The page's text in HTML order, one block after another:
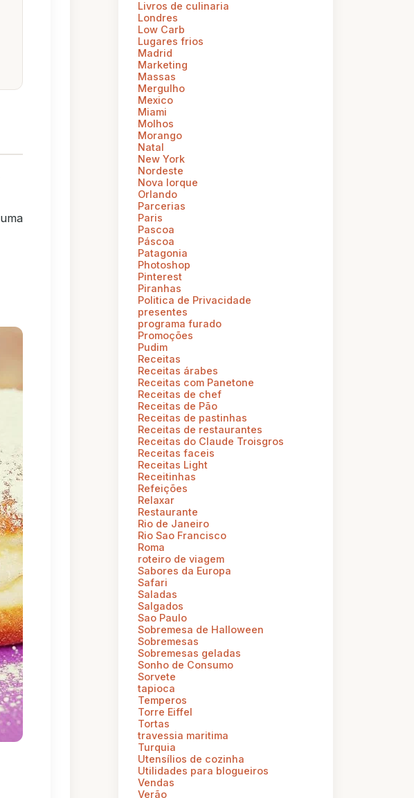
Livros de culinaria
Londres
Low Carb
Lugares frios
Madrid
Marketing
Massas
Mergulho
Mexico
Miami
Molhos
Morango
Natal
New York
Nordeste
Nova Iorque
Orlando
Parcerias
Paris
Pascoa
Páscoa
Patagonia
Photoshop
Pinterest
Piranhas
Politica de Privacidade
presentes
programa furado
Promoções
Pudim
Receitas
Receitas árabes
Receitas com Panetone
Receitas de chef
Receitas de Pão
Receitas de pastinhas
Receitas de restaurantes
Receitas do Claude Troisgros
Receitas faceis
Receitas Light
Receitinhas
Refeições
Relaxar
Restaurante
Rio de Janeiro
Rio Sao Francisco
Roma
roteiro de viagem
Sabores da Europa
Safari
Saladas
Salgados
Sao Paulo
Sobremesa de Halloween
Sobremesas
Sobremesas geladas
Sonho de Consumo
Sorvete
tapioca
Temperos
Torre Eiffel
Tortas
travessia maritima
Turquia
Utensílios de cozinha
Utilidades para blogueiros
Vendas
Verão